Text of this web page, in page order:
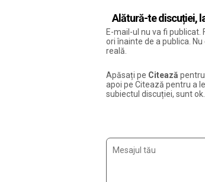
Alătură-te discuției,
E-mail-ul nu va fi
ori înainte de a publica.
reală.
Apăsați pe Citează
apoi pe Citează pentru a
subiectul discuției, sunt ok.